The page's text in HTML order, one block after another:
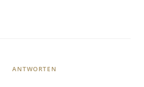
ANTWORTEN